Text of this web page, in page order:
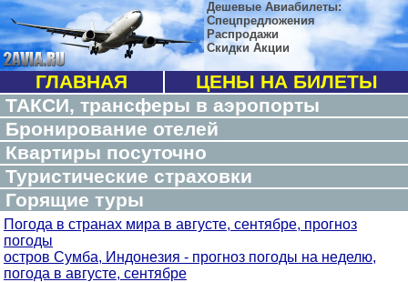
Дешевые Авиабилеты:
Спецпредложения
Распродажи
Скидки Акции
ГЛАВНАЯ
ЦЕНЫ НА БИЛЕТЫ
ТАКСИ, трансферы в аэропорты
Бронирование отелей
Квартиры посуточно
Туристические страховки
Горящие туры
Погода в странах мира в августе, сентябре, прогноз
погоды
остров Сумба, Индонезия - прогноз погоды на неделю,
погода в августе, сентябре